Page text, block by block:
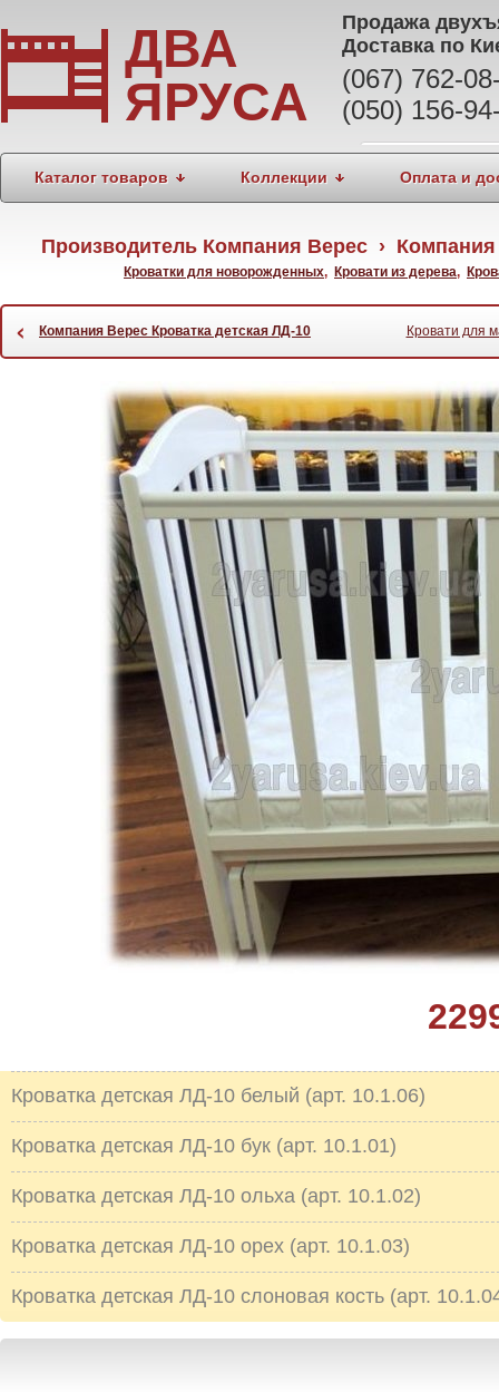
ДВА
ЯРУСА
Продажа
Доставка по
(067) 762-
(050) 156-
Каталог товаров Коллекции Оплата и
Производитель Компания Верес ›
Кроватки для новорожденных, Кровати из дерева,
‹ Компания Верес Кроватка детская ЛД-10 Кровати для
Кроватка детская ЛД-10 белый (арт. 10.1.06)
Кроватка детская ЛД-10 бук (арт. 10.1.01)
Кроватка детская ЛД-10 ольха (арт. 10.1.02)
Кроватка детская ЛД-10 орех (арт. 10.1.03)
Кроватка детская ЛД-10 слоновая кость (арт.